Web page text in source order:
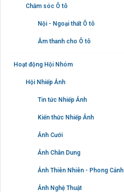
Chăm sóc Ô tô
Nội - Ngoại thất Ô tô
Âm thanh cho Ô tô
Hoạt động Hội Nhóm
Hội Nhiếp Ảnh
Tin tức Nhiếp Ảnh
Kiến thức Nhiếp Ảnh
Ảnh Cưới
Ảnh Chân Dung
Ảnh Thiên Nhiên - Phong Cảnh
Ảnh Nghệ Thuật